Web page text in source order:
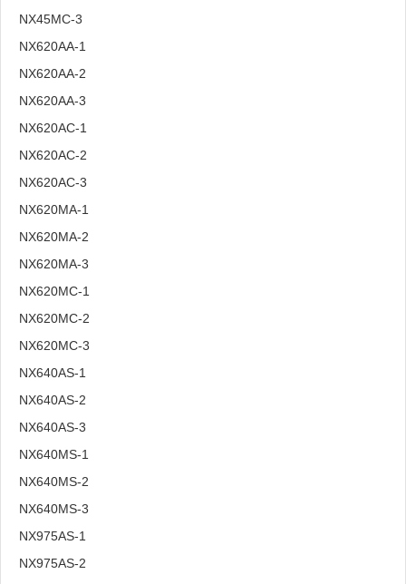
NX45MC-3
NX620AA-1
NX620AA-2
NX620AA-3
NX620AC-1
NX620AC-2
NX620AC-3
NX620MA-1
NX620MA-2
NX620MA-3
NX620MC-1
NX620MC-2
NX620MC-3
NX640AS-1
NX640AS-2
NX640AS-3
NX640MS-1
NX640MS-2
NX640MS-3
NX975AS-1
NX975AS-2